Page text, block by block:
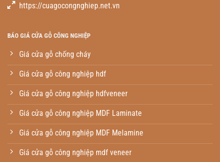
https://cuagocongnghiep.net.vn
BÁO GIÁ CỬA GỖ CÔNG NGHIỆP
Giá cửa gỗ chống cháy
Giá cửa gỗ công nghiệp hdf
Giá cửa gỗ công nghiệp hdfveneer
Giá cửa gỗ công nghiệp MDF Laminate
Giá cửa gỗ công nghiệp MDF Melamine
Giá cửa gỗ công nghiệp mdf veneer